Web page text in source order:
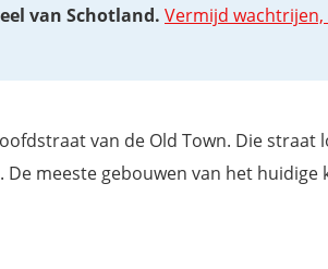
van Schotland. Vermijd wachtrijen,
van de Old Town. Die straat
meeste gebouwen van het huidige